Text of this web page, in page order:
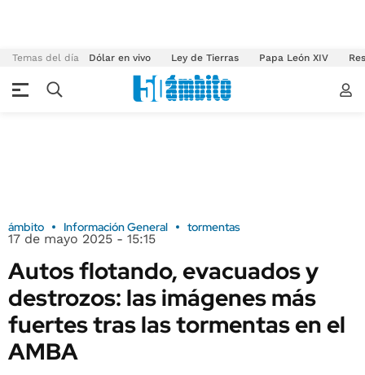
Temas del día Dólar en vivo Ley de Tierras Papa León XIV
ámbito Información General tormentas
17 de mayo 2025 - 15:15
Autos flotando, evacuados y
destrozos: las imágenes más
fuertes tras las tormentas en el
AMBA